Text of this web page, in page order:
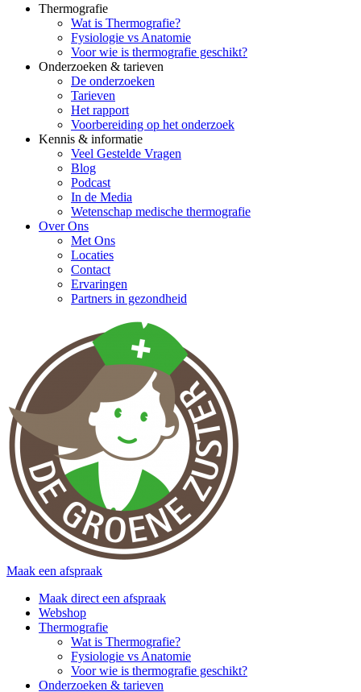
Thermografie
Wat is Thermografie?
Fysiologie vs Anatomie
Voor wie is thermografie geschikt?
Onderzoeken & tarieven
De onderzoeken
Tarieven
Het rapport
Voorbereiding op het onderzoek
Kennis & informatie
Veel Gestelde Vragen
Blog
Podcast
In de Media
Wetenschap medische thermografie
Over Ons
Met Ons
Locaties
Contact
Ervaringen
Partners in gezondheid
Maak een afspraak
Maak direct een afspraak
Webshop
Thermografie
Wat is Thermografie?
Fysiologie vs Anatomie
Voor wie is thermografie geschikt?
Onderzoeken & tarieven